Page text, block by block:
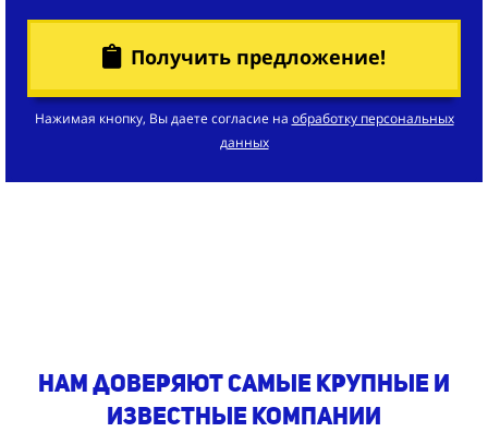
Получить предложение!
Нажимая кнопку, Вы даете согласие на обработку персональных
данных
Нам доверяют самые крупные и
известные компании